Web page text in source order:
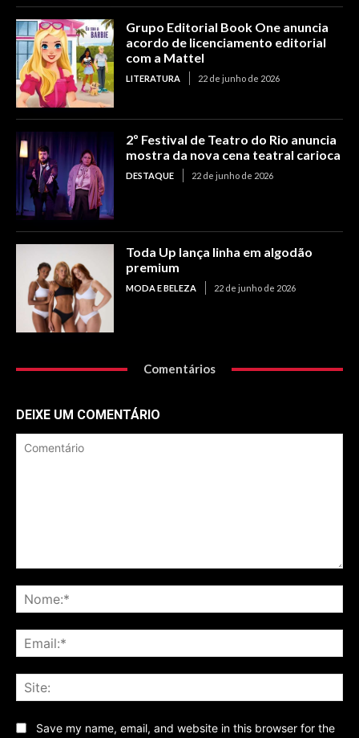
Grupo Editorial Book One anuncia
acordo de licenciamento editorial
com a Mattel
LITERATURA 22 de junho de 2026
2º Festival de Teatro do Rio anuncia
mostra da nova cena teatral carioca
DESTAQUE 22 de junho de 2026
Toda Up lança linha em algodão
premium
MODA E BELEZA 22 de junho de 2026
Comentários
DEIXE UM COMENTÁRIO
Save my name, email, and website in this browser for the